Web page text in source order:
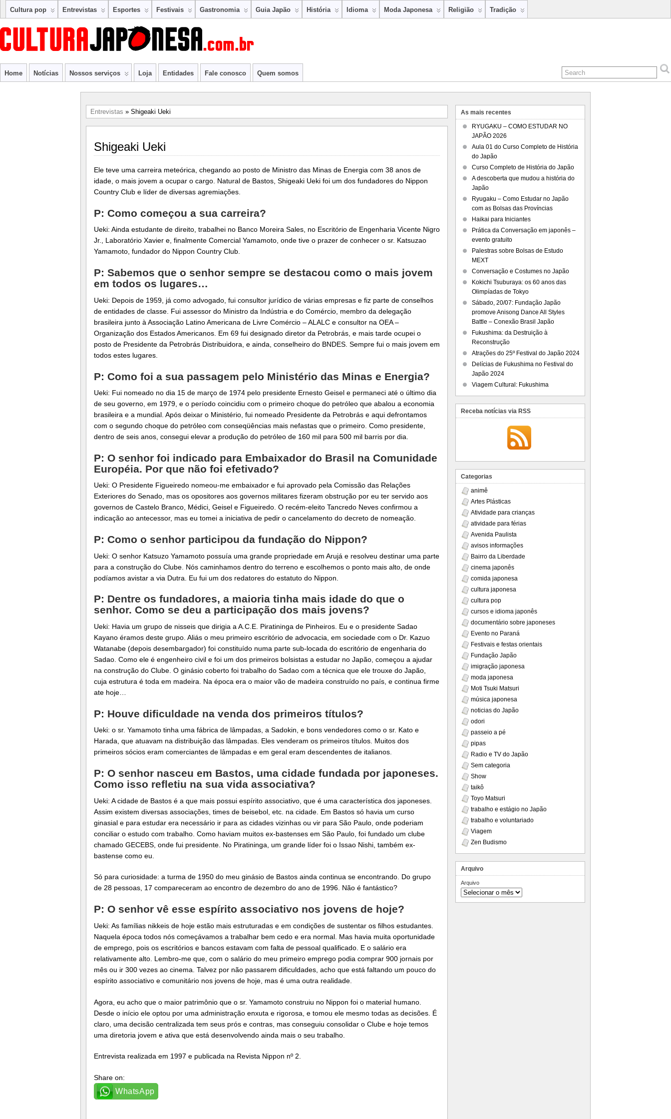
Cultura pop Entrevistas Esportes Festivais Gastronomia Guia Japão História Idioma Moda Japonesa Religião Tradição
Home Notícias Nossos serviços Loja Entidades Fale conosco Quem somos
Entrevistas » Shigeaki Ueki
Shigeaki Ueki
Ele teve uma carreira meteórica, chegando ao posto de Ministro das Minas de Energia com 38 anos de
idade, o mais jovem a ocupar o cargo. Natural de Bastos, Shigeaki Ueki foi um dos fundadores do Nippon
Country Club e líder de diversas agremiações.
P: Como começou a sua carreira?
Ueki: Ainda estudante de direito, trabalhei no Banco Moreira Sales, no Escritório de Engenharia Vicente Nigro
Jr., Laboratório Xavier e, finalmente Comercial Yamamoto, onde tive o prazer de conhecer o sr. Katsuzao
Yamamoto, fundador do Nippon Country Club.
P: Sabemos que o senhor sempre se destacou como o mais jovem
em todos os lugares…
Ueki: Depois de 1959, já como advogado, fui consultor jurídico de várias empresas e fiz parte de conselhos
de entidades de classe. Fui assessor do Ministro da Indústria e do Comércio, membro da delegação
brasileira junto à Associação Latino Americana de Livre Comércio – ALALC e consultor na OEA –
Organização dos Estados Americanos. Em 69 fui designado diretor da Petrobrás, e mais tarde ocupei o
posto de Presidente da Petrobrás Distribuidora, e ainda, conselheiro do BNDES. Sempre fui o mais jovem em
todos estes lugares.
P: Como foi a sua passagem pelo Ministério das Minas e Energia?
Ueki: Fui nomeado no dia 15 de março de 1974 pelo presidente Ernesto Geisel e permaneci até o último dia
de seu governo, em 1979, e o período coincidiu com o primeiro choque do petróleo que abalou a economia
brasileira e a mundial. Após deixar o Ministério, fui nomeado Presidente da Petrobrás e aqui defrontamos
com o segundo choque do petróleo com conseqüências mais nefastas que o primeiro. Como presidente,
dentro de seis anos, consegui elevar a produção do petróleo de 160 mil para 500 mil barris por dia.
P: O senhor foi indicado para Embaixador do Brasil na Comunidade
Européia. Por que não foi efetivado?
Ueki: O Presidente Figueiredo nomeou-me embaixador e fui aprovado pela Comissão das Relações
Exteriores do Senado, mas os opositores aos governos militares fizeram obstrução por eu ter servido aos
governos de Castelo Branco, Médici, Geisel e Figueiredo. O recém-eleito Tancredo Neves confirmou a
indicação ao antecessor, mas eu tomei a iniciativa de pedir o cancelamento do decreto de nomeação.
P: Como o senhor participou da fundação do Nippon?
Ueki: O senhor Katsuzo Yamamoto possuía uma grande propriedade em Arujá e resolveu destinar uma parte
para a construção do Clube. Nós caminhamos dentro do terreno e escolhemos o ponto mais alto, de onde
podíamos avistar a via Dutra. Eu fui um dos redatores do estatuto do Nippon.
P: Dentre os fundadores, a maioria tinha mais idade do que o
senhor. Como se deu a participação dos mais jovens?
Ueki: Havia um grupo de nisseis que dirigia a A.C.E. Piratininga de Pinheiros. Eu e o presidente Sadao
Kayano éramos deste grupo. Aliás o meu primeiro escritório de advocacia, em sociedade com o Dr. Kazuo
Watanabe (depois desembargador) foi constituído numa parte sub-locada do escritório de engenharia do
Sadao. Como ele é engenheiro civil e foi um dos primeiros bolsistas a estudar no Japão, começou a ajudar
na construção do Clube. O ginásio coberto foi trabalho do Sadao com a técnica que ele trouxe do Japão,
cuja estrutura é toda em madeira. Na época era o maior vão de madeira construído no país, e continua firme
ate hoje…
P: Houve dificuldade na venda dos primeiros títulos?
Ueki: o sr. Yamamoto tinha uma fábrica de lâmpadas, a Sadokin, e bons vendedores como o sr. Kato e
Harada, que atuavam na distribuição das lâmpadas. Eles venderam os primeiros títulos. Muitos dos
primeiros sócios eram comerciantes de lâmpadas e em geral eram descendentes de italianos.
P: O senhor nasceu em Bastos, uma cidade fundada por japoneses.
Como isso refletiu na sua vida associativa?
Ueki: A cidade de Bastos é a que mais possui espírito associativo, que é uma característica dos japoneses.
Assim existem diversas associações, times de beisebol, etc. na cidade. Em Bastos só havia um curso
ginasial e para estudar era necessário ir para as cidades vizinhas ou vir para São Paulo, onde poderiam
conciliar o estudo com trabalho. Como haviam muitos ex-bastenses em São Paulo, foi fundado um clube
chamado GECEBS, onde fui presidente. No Piratininga, um grande líder foi o Issao Nishi, também ex-
bastense como eu.
Só para curiosidade: a turma de 1950 do meu ginásio de Bastos ainda continua se encontrando. Do grupo
de 28 pessoas, 17 compareceram ao encontro de dezembro do ano de 1996. Não é fantástico?
P: O senhor vê esse espírito associativo nos jovens de hoje?
Ueki: As famílias nikkeis de hoje estão mais estruturadas e em condições de sustentar os filhos estudantes.
Naquela época todos nós começávamos a trabalhar bem cedo e era normal. Mas havia muita oportunidade
de emprego, pois os escritórios e bancos estavam com falta de pessoal qualificado. E o salário era
relativamente alto. Lembro-me que, com o salário do meu primeiro emprego podia comprar 900 jornais por
mês ou ir 300 vezes ao cinema. Talvez por não passarem dificuldades, acho que está faltando um pouco do
espírito associativo e comunitário nos jovens de hoje, mas é uma outra realidade.
Agora, eu acho que o maior patrimônio que o sr. Yamamoto construiu no Nippon foi o material humano.
Desde o início ele optou por uma administração enxuta e rigorosa, e tomou ele mesmo todas as decisões. É
claro, uma decisão centralizada tem seus prós e contras, mas conseguiu consolidar o Clube e hoje temos
uma diretoria jovem e ativa que está desenvolvendo ainda mais o seu trabalho.
Entrevista realizada em 1997 e publicada na Revista Nippon nº 2.
Share on:
WhatsApp
As mais recentes
RYUGAKU – COMO ESTUDAR NO
JAPÃO 2026
Aula 01 do Curso Completo de História
do Japão
Curso Completo de História do Japão
A descoberta que mudou a história do
Japão
Ryugaku – Como Estudar no Japão
com as Bolsas das Províncias
Haikai para Iniciantes
Prática da Conversação em japonês –
evento gratuito
Palestras sobre Bolsas de Estudo
MEXT
Conversação e Costumes no Japão
Kokichi Tsuburaya: os 60 anos das
Olimpíadas de Tokyo
Sábado, 20/07: Fundação Japão
promove Anisong Dance All Styles
Battle – Conexão Brasil Japão
Fukushima: da Destruição à
Reconstrução
Atrações do 25º Festival do Japão 2024
Delícias de Fukushima no Festival do
Japão 2024
Viagem Cultural: Fukushima
Receba notícias via RSS
Categorias
animê
Artes Plásticas
Atividade para crianças
atividade para férias
Avenida Paulista
avisos informações
Bairro da Liberdade
cinema japonês
comida japonesa
cultura japonesa
cultura pop
cursos e idioma japonês
documentário sobre japoneses
Evento no Paraná
Festivais e festas orientais
Fundação Japão
imigração japonesa
moda japonesa
Moti Tsuki Matsuri
música japonesa
noticias do Japão
odori
passeio a pé
pipas
Radio e TV do Japão
Sem categoria
Show
taikô
Toyo Matsuri
trabalho e estágio no Japão
trabalho e voluntariado
Viagem
Zen Budismo
Arquivo
Arquivo